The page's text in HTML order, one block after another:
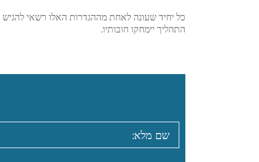
כל יחיד שעונה לאחת מההגדרות האלו רשאי
התהליך יימחקו חובותיו.